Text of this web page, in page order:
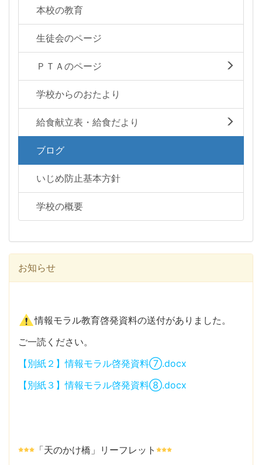
本校の教育
生徒会のページ
ＰＴＡのページ
学校からのおたより
給食献立表・給食だより
ブログ
いじめ防止基本方針
学校の概要
お知らせ
情報モラル教育啓発資料の送付がありました。
ご一読ください。
【別紙２】情報モラル啓発資料⑦.docx
【別紙３】情報モラル啓発資料⑧.docx
「天のかけ橋」リーフレット